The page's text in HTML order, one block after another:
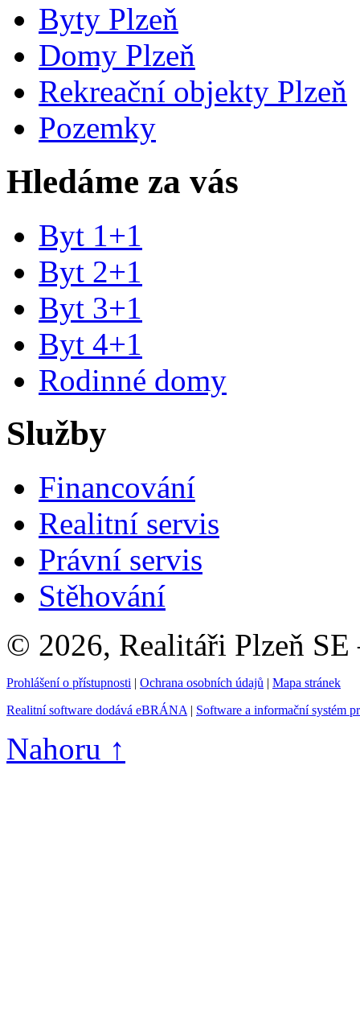
Byty Plzeň
Domy Plzeň
Rekreační objekty Plzeň
Pozemky
Hledáme za vás
Byt 1+1
Byt 2+1
Byt 3+1
Byt 4+1
Rodinné domy
Služby
Financování
Realitní servis
Právní servis
Stěhování
© 2026, Realitáři Plzeň SE
Prohlášení o přístupnosti | Ochrana osobních údajů | Mapa stránek
Realitní software dodává eBRÁNA | Software a informační systém
Nahoru ↑